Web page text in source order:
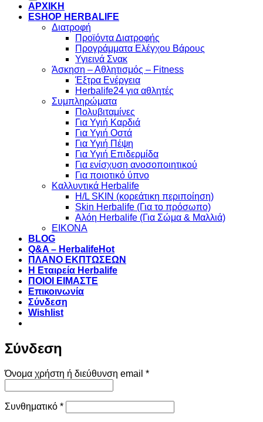
ΑΡΧΙΚΗ
ESHOP HERBALIFE
Διατροφή
Προϊόντα Διατροφής
Προγράμματα Ελέγχου Βάρους
Υγιεινά Σνακ
Άσκηση – Αθλητισμός – Fitness
Έξτρα Ενέργεια
Herbalife24 για αθλητές
Συμπληρώματα
Πολυβιταμίνες
Για Υγιή Καρδιά
Για Υγιή Οστά
Για Υγιή Πέψη
Για Υγιή Επιδερμίδα
Για ενίσχυση ανοσοποιητικού
Για ποιοτικό ύπνο
Καλλυντικά Herbalife
H/L SKIN (κορεάτικη περιποίηση)
Skin Herbalife (Για το πρόσωπο)
Αλόη Ηerbalife (Για Σώμα & Μαλλιά)
ΕΙΚΟΝΑ
BLOG
Q&A – Herbalife
ΠΛΑΝΟ ΕΚΠΤΩΣΕΩΝ
Η Εταιρεία Herbalife
ΠΟΙΟΙ ΕΙΜΑΣΤΕ
Επικοινωνία
Σύνδεση
Wishlist
Σύνδεση
Όνομα χρήστη ή διεύθυνση email *Απαιτείται
Συνθηματικό *Απαιτείται